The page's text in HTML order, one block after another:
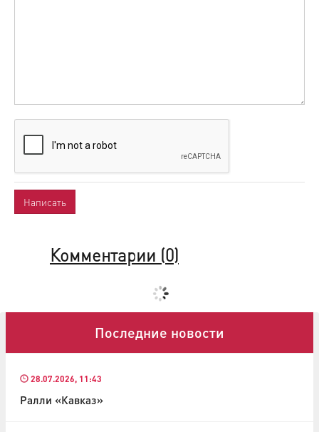
Комментарии (0)
Последние новости
28.07.2026, 11:43
Ралли «Кавказ»